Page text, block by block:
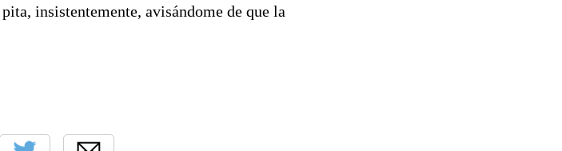
insistentemente, avisándome de que la